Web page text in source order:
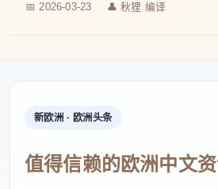
📅 2026-03-23 👤 秋狸 编译
新欧洲 · 欧洲头条
值得信赖的欧洲中文